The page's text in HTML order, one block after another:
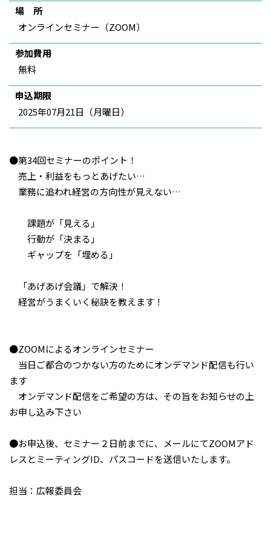
場 所
オンラインセミナー（ZOOM）
参加費用
無料
申込期限
2025年07月21日（月曜日）
●第34回セミナーのポイント！
売上・利益をもっとあげたい…
業務に追われ経営の方向性が見えない…
課題が「見える」
行動が「決まる」
ギャップを「埋める」
「あげあげ会議」で解決！
経営がうまくいく秘訣を教えます！
●ZOOMによるオンラインセミナー
当日ご都合のつかない方のためにオンデマンド配信も行い
ます
オンデマンド配信をご希望の方は、その旨をお知らせの上
お申し込み下さい
●お申込後、セミナー２日前までに、メールにてZOOMアド
レスとミーティングID、パスコードを送信いたします。
担当：広報委員会